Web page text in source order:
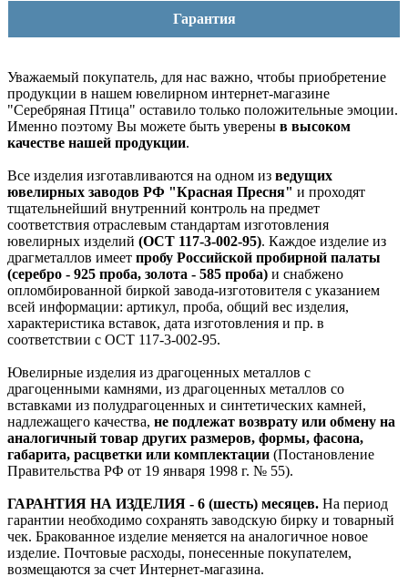
Гарантия
Уважаемый покупатель, для нас важно, чтобы приобретение
продукции в нашем ювелирном интернет-магазине
"Серебряная Птица" оставило только положительные эмоции.
Именно поэтому Вы можете быть уверены в высоком
качестве нашей продукции.
Все изделия изготавливаются на одном из ведущих
ювелирных заводов РФ "Красная Пресня" и проходят
тщательнейший внутренний контроль на предмет
соответствия отраслевым стандартам изготовления
ювелирных изделий (ОСТ 117-3-002-95). Каждое изделие из
драгметаллов имеет пробу Российской пробирной палаты
(серебро - 925 проба, золота - 585 проба) и снабжено
опломбированной биркой завода-изготовителя с указанием
всей информации: артикул, проба, общий вес изделия,
характеристика вставок, дата изготовления и пр. в
соответствии с ОСТ 117-3-002-95.
Ювелирные изделия из драгоценных металлов с
драгоценными камнями, из драгоценных металлов со
вставками из полудрагоценных и синтетических камней,
надлежащего качества, не подлежат возврату или обмену на
аналогичный товар других размеров, формы, фасона,
габарита, расцветки или комплектации (Постановление
Правительства РФ от 19 января 1998 г. № 55).
ГАРАНТИЯ НА ИЗДЕЛИЯ - 6 (шесть) месяцев. На период
гарантии необходимо сохранять заводскую бирку и товарный
чек. Бракованное изделие меняется на аналогичное новое
изделие. Почтовые расходы, понесенные покупателем,
возмещаются за счет Интернет-магазина.